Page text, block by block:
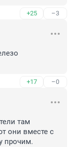
+25 –3
+17 –0
там
они вместе с
прочим.